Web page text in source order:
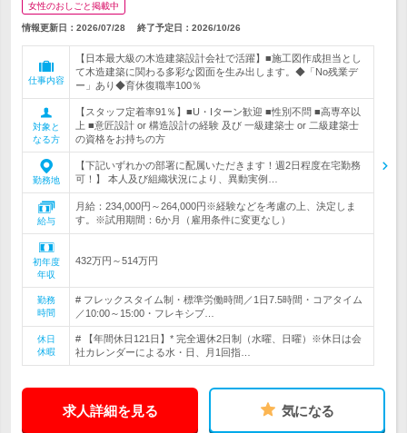
女性のおしごと掲載中
情報更新日：2026/07/28 終了予定日： 2026/10/26
仕事内容
【日本最大級の木造建築設計会社で活躍】■施工図作成担当とし
て木造建築に関わる多彩な図面を生み出します。◆「No残業デ
ー」あり◆育休復職率100％
対象と
なる方
【スタッフ定着率91％】■U・Iターン歓迎 ■性別不問 ■高専卒以
上 ■意匠設計 or 構造設計の経験 及び 一級建築士 or 二級建築士
の資格をお持ちの方
勤務地
【下記いずれかの部署に配属いただきます！週2日程度在宅勤務
可！】 本人及び組織状況により、異動実例…
給与
月給：234,000円～264,000円※経験などを考慮の上、決定しま
す。※試用期間：6か月（雇用条件に変更なし）
初年度
年収
432万円～514万円
勤務
時間
# フレックスタイム制・標準労働時間／1日7.5時間・コアタイム
／10:00～15:00・フレキシブ…
休日
休暇
# 【年間休日121日】* 完全週休2日制（水曜、日曜）※休日は会
社カレンダーによる水・日、月1回指…
求人詳細を見る 気になる